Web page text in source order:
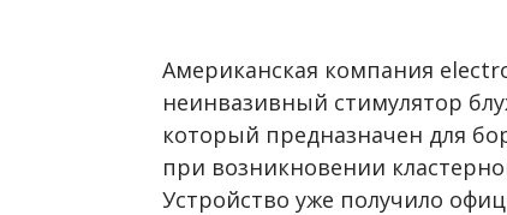
Американская компания
неинвазивный стимулятор
который предназначен для
при возникновении
Устройство уже получило